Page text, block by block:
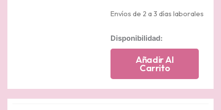
Envíos de 2 a 3 días laborales
Disponibilidad:
Anillo
en
Añadir Al
Carrito